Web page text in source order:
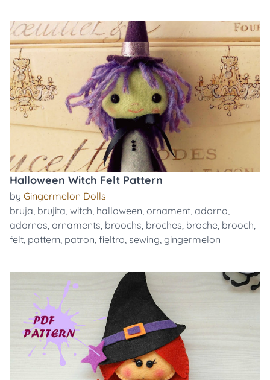
Halloween Witch Felt Pattern
by Gingermelon Dolls
bruja, brujita, witch, halloween, ornament, adorno,
adornos, ornaments, broochs, broches, broche, brooch,
felt, pattern, patron, fieltro, sewing, gingermelon